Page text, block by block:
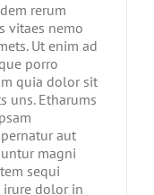
rerum
vitaes nemo
Ut enim ad
porro
quia dolor sit
uns. Etharums
aut
magni
sequi
irure dolor in